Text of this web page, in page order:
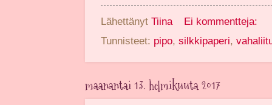
Lähettänyt Tiina
Ei kommentteja:
Tunnisteet: pipo, silkkipaperi,
maanantai 13. helmikuuta 2017